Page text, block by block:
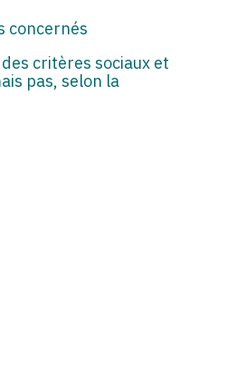
concernés
critères sociaux et
pas, selon la